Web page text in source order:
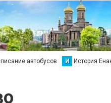
автобусов И История